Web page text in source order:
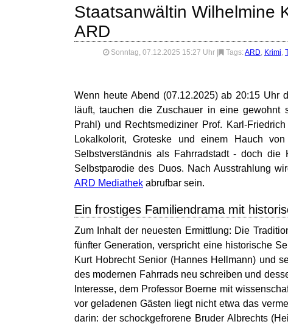
Staatsanwältin Wilhelmine
ARD
Sonntag, 07.12.2025 15:27 Uhr Tags: ARD, Krimi,
Wenn heute Abend (07.12.2025) ab 20:15 Uhr
läuft, tauchen die Zuschauer in eine gewohnt
Prahl) und Rechtsmediziner Prof. Karl-
Lokalkolorit, Groteske und einem Hauch
Selbstverständnis als Fahrradstadt - doch
Selbstparodie des Duos. Nach Ausstrahlung
ARD Mediathek abrufbar sein.
Ein frostiges Familiendrama mit
Zum Inhalt der neuesten Ermittlung: Die
fünfter Generation, verspricht eine historische
Kurt Hobrecht Senior (Hannes Hellmann) und
des modernen Fahrrads neu schreiben und
Interesse, dem Professor Boerne mit
vor geladenen Gästen liegt nicht etwa das
darin: der schockgefrorene Bruder Albrechts